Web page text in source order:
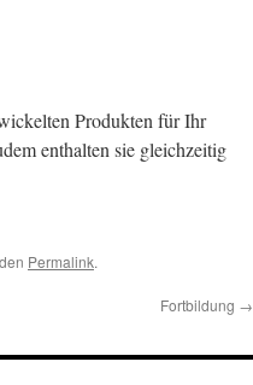
Produkten für Ihr
enthalten sie gleichzeitig
Permalink.
Fortbildung →